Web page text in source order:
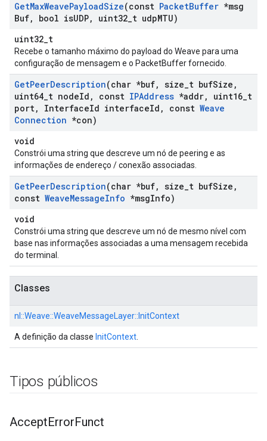
GetMaxWeavePayloadSize(const PacketBuffer *msg
Buf, bool isUDP, uint32 t udpMTU)
uint32_t
Recebe o tamanho máximo do payload do Weave para uma
configuração de mensagem e o PacketBuffer fornecido.
GetPeerDescription(char *buf, size t bufSize ,
uint64 t nodeId , const IPAddress *addr, uint16 t
port, InterfaceId interfaceId , const Weave
Connection *con)
void
Constrói uma string que descreve um nó de peering e as
informações de endereço / conexão associadas.
GetPeerDescription(char *buf, size t bufSize ,
const WeaveMessageInfo *msgInfo)
void
Constrói uma string que descreve um nó de mesmo nível com
base nas informações associadas a uma mensagem recebida
do terminal.
Classes
nl::Weave::WeaveMessageLayer:: InitContext
A definição da classe InitContext
Tipos públicos
AcceptErrorFunct